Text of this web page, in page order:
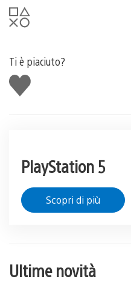
Ti è piaciuto?
Mi
piace
PlayStation 5
Scopri di più
Ultime novità